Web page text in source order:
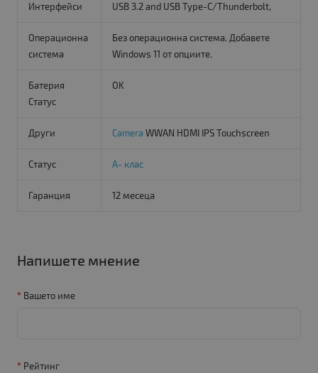
Интерфейси USB 3.2 and USB Type-C/Thunderbolt,
Операционна
система
Без операционна система. Добавете
Windows 11 от опциите.
Батерия
Статус
OK
Други Camera WWAN HDMI IPS Touchscreen
Статус A- клас
Гаранция 12 месеца
Напишете мнение
Вашето име
Рейтинг